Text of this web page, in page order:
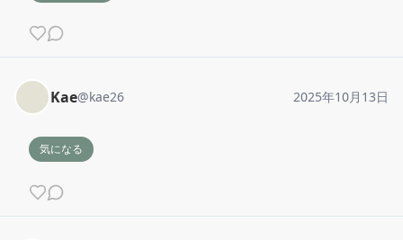
Kae@kae26 2025年10月13日
気になる